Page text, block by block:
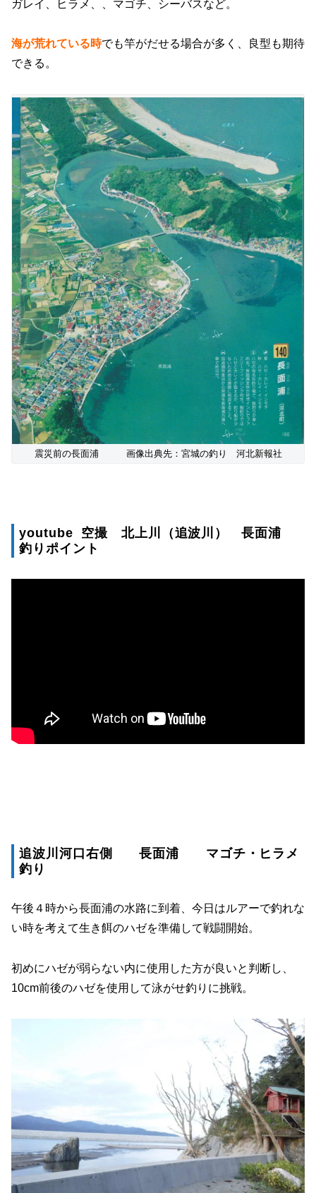
ガレイ、ヒラメ、、マゴチ、シーバスなど。
海が荒れている時でも竿がだせる場合が多く、良型も期待
できる。
震災前の長面浦 画像出典先：宮城の釣り 河北新報社
youtube 空撮 北上川（追波川） 長面浦
釣りポイント
追波川河口右側 長面浦 マゴチ ・ヒラメ
釣り
午後４時から長面浦の水路に到着、今日はルアーで釣れな
い時を考えて生き餌のハゼを準備して戦闘開始。
初めにハゼが弱らない内に使用した方が良いと判断し、
10cm前後のハゼを使用して泳がせ釣りに挑戦。